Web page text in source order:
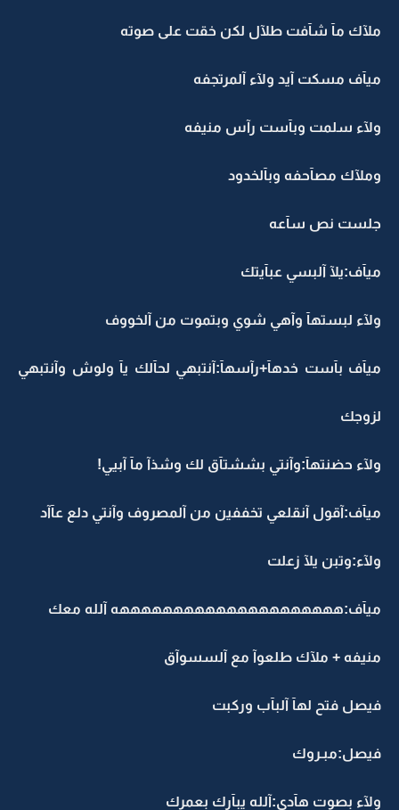
ملآك مآ شآفت طلآل لكن خقت على صوته
ميآف مسكت آيد ولآء آلمرتجفه
ولآء سلمت وبآست رآس منيفه
وملآك مصآحفه وبآلخدود
جلست نص سآعه
ميآف:يلآ آلبسي عبآيتك
ولآء لبستهآ وآهي شوي وبتموت من آلخووف
ميآف بآست خدهآ+رآسهآ:آنتبهي لحآلك يآ ولوش وآنتبهي
لزوجك
ولآء حضنتهآ:وآنتي بششتآق لك وشذآ مآ آبيي!
ميآف:آقول آنقلعي تخففين من آلمصروف وآنتي دلع عآآد
ولآء:وتبن يلآ زعلت
ميآف:هههههههههههههههههههههه آلله معك
منيفه + ملآك طلعوآ مع آلسسوآق
فيصل فتح لهآ آلبآب وركبت
فيصل:مبـروك
ولآء بصوت هآدي:آلله يبآرك بعمرك